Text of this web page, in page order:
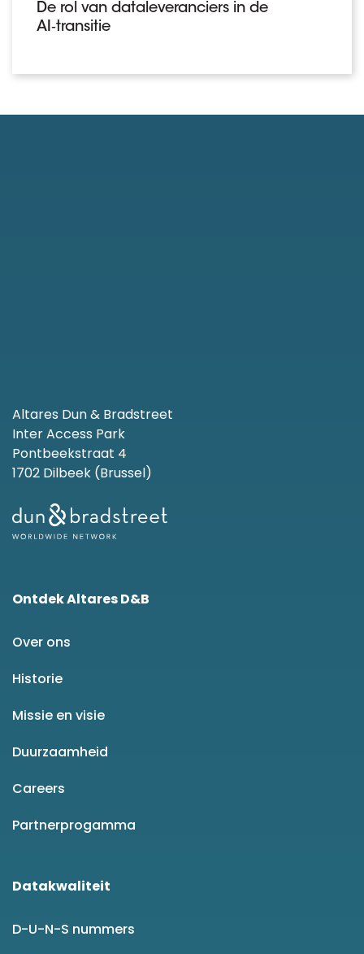
De rol van dataleveranciers in de
AI‑transitie
Altares Dun & Bradstreet
Inter Access Park
Pontbeekstraat 4
1702 Dilbeek (Brussel)
Ontdek Altares D&B
Over ons
Historie
Missie en visie
Duurzaamheid
Careers
Partnerprogamma
Datakwaliteit
D-U-N-S nummers